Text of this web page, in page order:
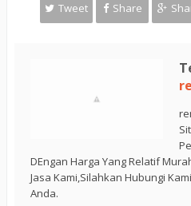
Tweet Share
DEngan Harga Yang Relatif
Jasa Kami,Silahkan Hubungi
Anda.